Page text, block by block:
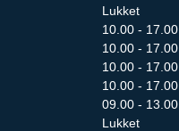
Lukket
10.00 - 17.00
10.00 - 17.00
10.00 - 17.00
10.00 - 17.00
09.00 - 13.00
Lukket